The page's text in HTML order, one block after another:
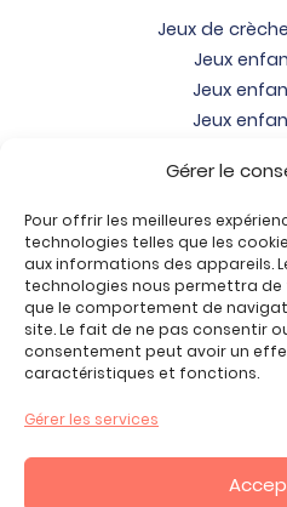
Gérer le
Pour offrir les meilleures
technologies telles que les
aux informations des appareils.
technologies nous permettra de
que le comportement de
site. Le fait de ne pas consentir
consentement peut avoir un
caractéristiques et fonctions.
Gérer les services
Jeux de
Jeux
Jeux
Jeux
Jeux
Jeux
Jeux
Jeux
Jeux
Jeux
Jeux
Promos jeux de
Plan